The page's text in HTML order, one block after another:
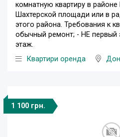
комнатную квартиру в
Шахтерской площади или в
этого района. Требования к
обычный ремонт; - НЕ первый
этаж.
Квартири оренда
1 100 грн.